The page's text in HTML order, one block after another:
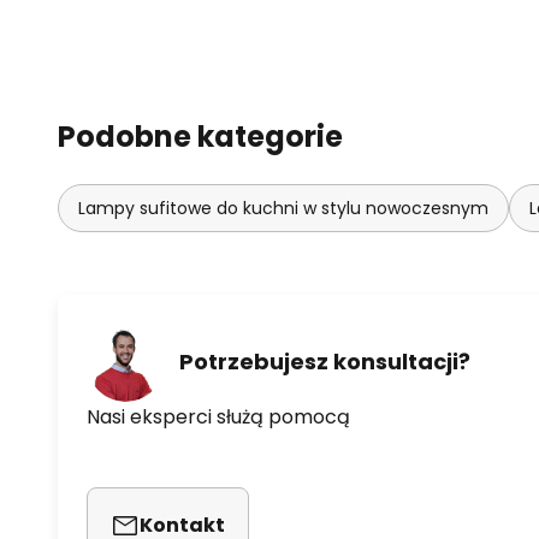
Podobne kategorie
Lampy sufitowe do kuchni w stylu nowoczesnym
Potrzebujesz konsultacji?
Nasi eksperci służą pomocą
Kontakt